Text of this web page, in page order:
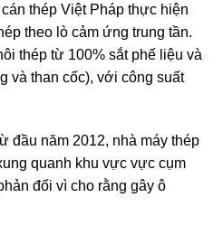
thép Việt Pháp thực hiện
theo lò cảm ứng trung tần.
thép từ 100% sắt phế liệu và
và than cốc), với công suất
đầu năm 2012, nhà máy thép
quanh khu vực vực cụm
đối vì cho rằng gây ô